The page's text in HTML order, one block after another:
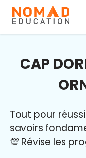
CAP
Tout pour
savoirs
💯 Révise les